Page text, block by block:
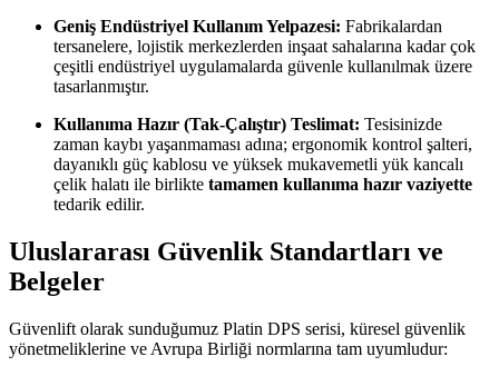
Geniş Endüstriyel Kullanım Yelpazesi: Fabrikalardan
tersanelere, lojistik merkezlerden inşaat sahalarına kadar çok
çeşitli endüstriyel uygulamalarda güvenle kullanılmak üzere
tasarlanmıştır.
Kullanıma Hazır (Tak-Çalıştır) Teslimat: Tesisinizde
zaman kaybı yaşanmaması adına; ergonomik kontrol şalteri,
dayanıklı güç kablosu ve yüksek mukavemetli yük kancalı
çelik halatı ile birlikte tamamen kullanıma hazır vaziyette
tedarik edilir.
Uluslararası Güvenlik Standartları ve
Belgeler
Güvenlift olarak sunduğumuz Platin DPS serisi, küresel güvenlik
yönetmeliklerine ve Avrupa Birliği normlarına tam uyumludur: